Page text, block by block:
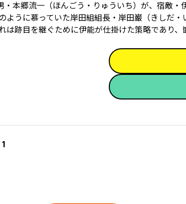
・本郷流一（ほんごう・りゅういち）が、宿敵
ように慕っていた岸田組組長・岸田巌（きしだ
は跡目を継ぐために伊能が仕掛けた策略であり